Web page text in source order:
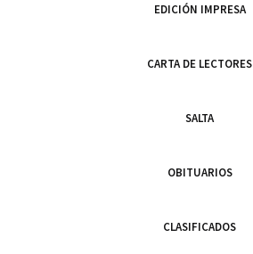
EDICIÓN IMPRESA
CARTA DE LECTORES
SALTA
OBITUARIOS
CLASIFICADOS